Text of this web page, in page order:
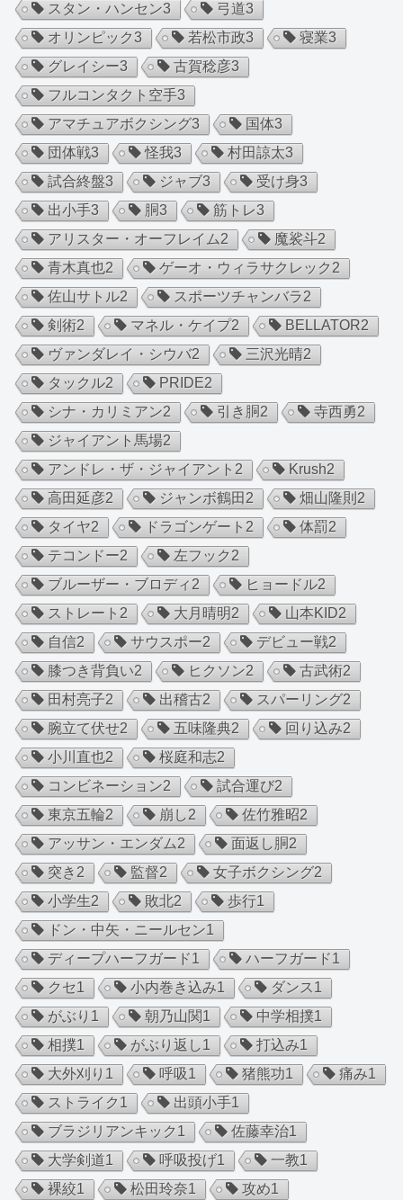
スタン・ハンセン3 弓道3
オリンピック3 若松市政3 寝業3
グレイシー3 古賀稔彦3
フルコンタクト空手3
アマチュアボクシング3 国体3
団体戦3 怪我3 村田諒太3
試合終盤3 ジャブ3 受け身3
出小手3 胴3 筋トレ3
アリスター・オーフレイム2 魔裟斗2
青木真也2 ゲーオ・ウィラサクレック2
佐山サトル2 スポーツチャンバラ2
剣術2 マネル・ケイプ2 BELLATOR2
ヴァンダレイ・シウバ2 三沢光晴2
タックル2 PRIDE2
シナ・カリミアン2 引き胴 2 寺西勇2
ジャイアント馬場2
アンドレ・ザ・ジャイアント 2 Krush2
高田延彦2 ジャンボ鶴田 2 畑山隆則 2
タイヤ2 ドラゴンゲート 2 体罰2
テコンドー2 左フック2
ブルーザー・ブロディ 2 ヒョードル2
ストレート 2 大月晴明2 山本KID2
自信2 サウスポー2 デビュー戦2
膝つき背負い2 ヒクソン2 古武術2
田村亮子2 出稽古2 スパーリング2
腕立て伏せ2 五味隆典2 回り込み2
小川直也2 桜庭和志2
コンビネーション2 試合運び2
東京五輪2 崩し2 佐竹雅昭2
アッサン・エンダム2 面返し胴 2
突き 2 監督2 女子ボクシング2
小学生2 敗北2 歩行1
ドン・中矢・ニールセン1
ディープハーフガード1 ハーフガード1
クセ1 小内巻き込み1 ダンス1
がぶり 1 朝乃山関1 中学相撲1
相撲1 がぶり返し1 打込み1
大外刈り 1 呼吸1 猪熊功1 痛み1
ストライク1 出頭小手1
ブラジリアンキック1 佐藤幸治1
大学剣道1 呼吸投げ1 一教1
裸絞1 松田玲奈1 攻め1